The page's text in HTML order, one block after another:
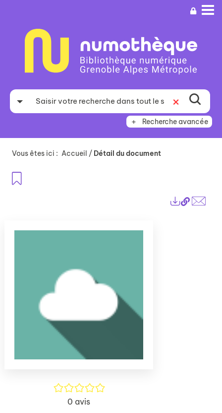
recherche
Recherche avancée
Vous êtes ici : Accueil / Détail du document
Lien
/5
0 avis